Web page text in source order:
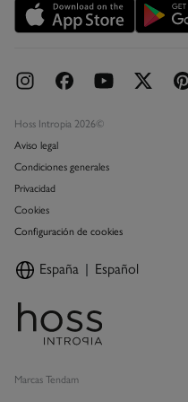
Concursos y sorteos
Hoss Intropia 2026©
Aviso legal
Condiciones generales
Privacidad
Cookies
Configuración de cookies
España Español
Marcas Tendam